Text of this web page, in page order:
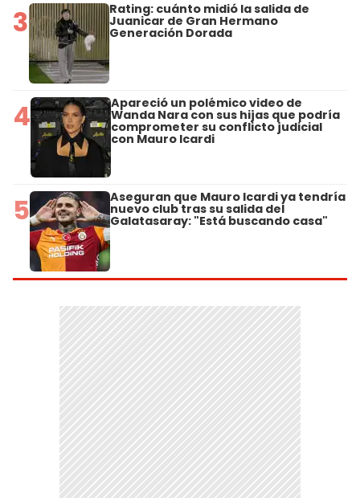
3 Rating: cuánto midió la salida de
Juanicar de Gran Hermano
Generación Dorada
4 Apareció un polémico video de
Wanda Nara con sus hijas que podría
comprometer su conflicto judicial
con Mauro Icardi
5 Aseguran que Mauro Icardi ya tendría
nuevo club tras su salida del
Galatasaray: "Está buscando casa"